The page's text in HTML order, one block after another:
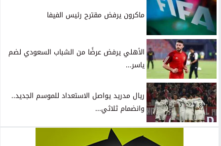
ماكرون يرفض مقترح رئيس الفيفا
الأهلي يرفض عرضًا من الشباب السعودي لضم
ياسر...
ريال مدريد يواصل الاستعداد للموسم الجديد..
وانضمام ثلاثي...